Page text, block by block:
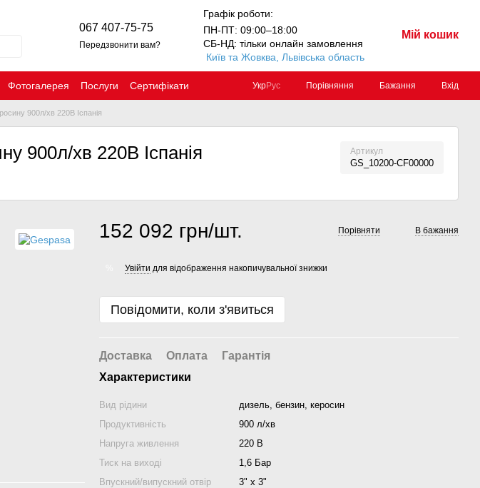
067 407-75-75
Передзвонити вам?
Графік роботи:
ПН-ПТ: 09:00–18:00
СБ-НД: тільки онлайн замовлення
Київ та Жовква, Львівська область
Мій кошик
Фотогалерея Послуги
Сертифікати
УкрРус Порівняння Бажання Вхід
900л/хв 220В Іспанія
900л/хв 220В Іспанія Артикул
GS_10200-CF00000
152 092 грн/шт. Порівняти В бажання
Увійти для відображення накопичувальної знижки
Повідомити, коли з'явиться
Доставка Оплата
Гарантія
Характеристики
Вид рідини
дизель, бензин, керосин
Продуктивність
900 л/хв
Напруга живлення
220 В
Тиск на виході
1,6 Бар
Впускний/випускний отвір
3" х 3"